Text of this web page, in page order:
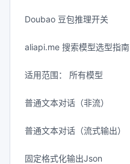
Doubao 豆包推理开关
aliapi.me 搜索模型选型指南
适用范围： 所有模型
普通文本对话（非流）
普通文本对话（流式输出）
固定格式化输出Json